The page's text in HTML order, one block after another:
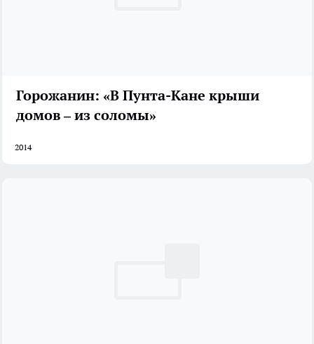
Горожанин: «В Пунта-Кане крыши
домов – из соломы»
2014